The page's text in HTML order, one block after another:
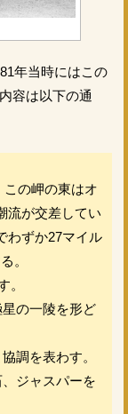
年当時にはこの
容は以下の通
この岬の東はオ
流が交差してい
わずか27マイル
。
。
の一陵を形ど
調を表わす。
ジャスパーを